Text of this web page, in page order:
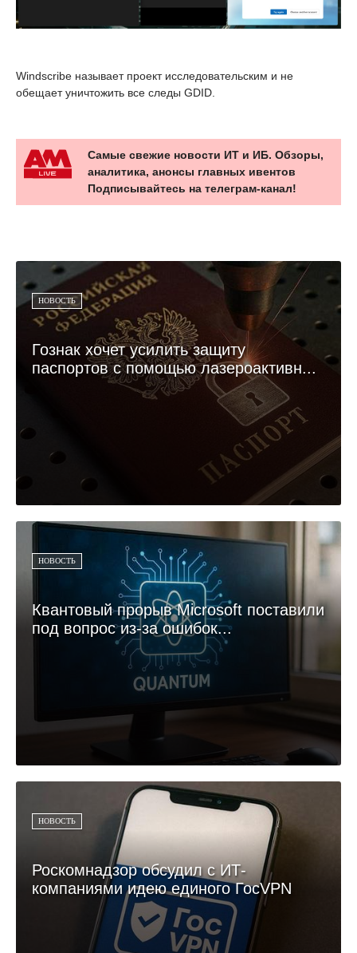
Windscribe называет проект исследовательским и не
обещает уничтожить все следы GDID.
Самые свежие новости ИТ и ИБ. Обзоры,
аналитика, анонсы главных ивентов
Подписывайтесь на телеграм-канал!
НОВОСТЬ
Гознак хочет усилить защиту
паспортов с помощью лазероактивн...
НОВОСТЬ
Квантовый прорыв Microsoft поставили
под вопрос из-за ошибок...
НОВОСТЬ
Роскомнадзор обсудил с ИТ-
компаниями идею единого ГосVPN